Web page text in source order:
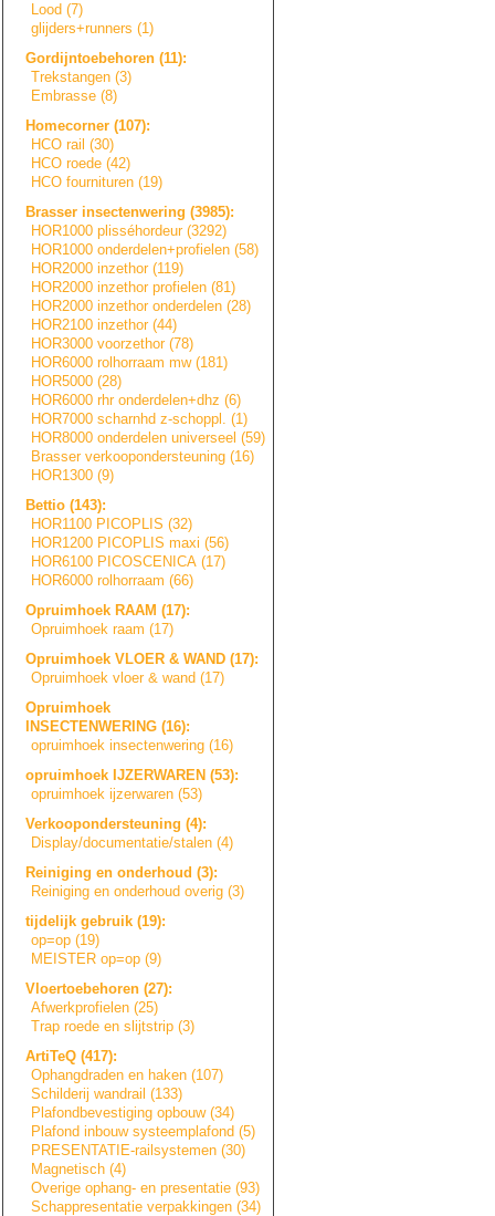
Lood (7)
glijders+runners (1)
Gordijntoebehoren (11):
Trekstangen (3)
Embrasse (8)
Homecorner (107):
HCO rail (30)
HCO roede (42)
HCO fournituren (19)
Brasser insectenwering (3985):
HOR1000 plisséhordeur (3292)
HOR1000 onderdelen+profie en (58)
HOR2000 inzethor (119)
HOR2000 inzethor profielen (81)
HOR2000 inzethor onderdelen (28)
HOR2100 inzethor (44)
HOR3000 voorzethor (78)
HOR6000 rolhorraam mw (181)
HOR5000 (28)
HOR6000 rhr onderdelen+dhz (6)
HOR7000 scharnhd z-schoppl. (1)
HOR8000 onderdelen universeel (59)
Brasser verkoopondersteuning (16)
HOR1300 (9)
Bettio (143):
HOR1100 PICOPLIS (32)
HOR1200 PICOPLIS maxi (56)
HOR6100 PICOSCENICA (17)
HOR6000 rolhorraam (66)
Opruimhoek RAAM (17):
Opruimhoek raam (17)
Opruimhoek VLOER & WAND (17):
Opruimhoek vloer & wand (17)
Opruimhoek
INSECTENWERING (16):
opruimhoek insectenwering (16)
opruimhoek IJZERWAREN (53):
opruimhoek ijzerwaren (53)
Verkoopondersteuning (4):
Display/documentatie/stalen (4)
Reiniging en onderhoud (3):
Reiniging en onderhoud overig (3)
tijdelijk gebruik (19):
op=op (19)
MEISTER op=op (9)
Vloertoebehoren (27):
Afwerkprofielen (25)
Trap roede en slijtstrip (3)
ArtiTeQ (417):
Ophangdraden en haken (107)
Schilderij wandrail (133)
Plafondbevestiging opbouw (34)
Plafond inbouw systeemplafond (5)
PRESENTATIE-rail systemen (30)
Magnetisch (4)
Overige ophang- en presentatie (93)
Schappresentatie verpakkingen (34)